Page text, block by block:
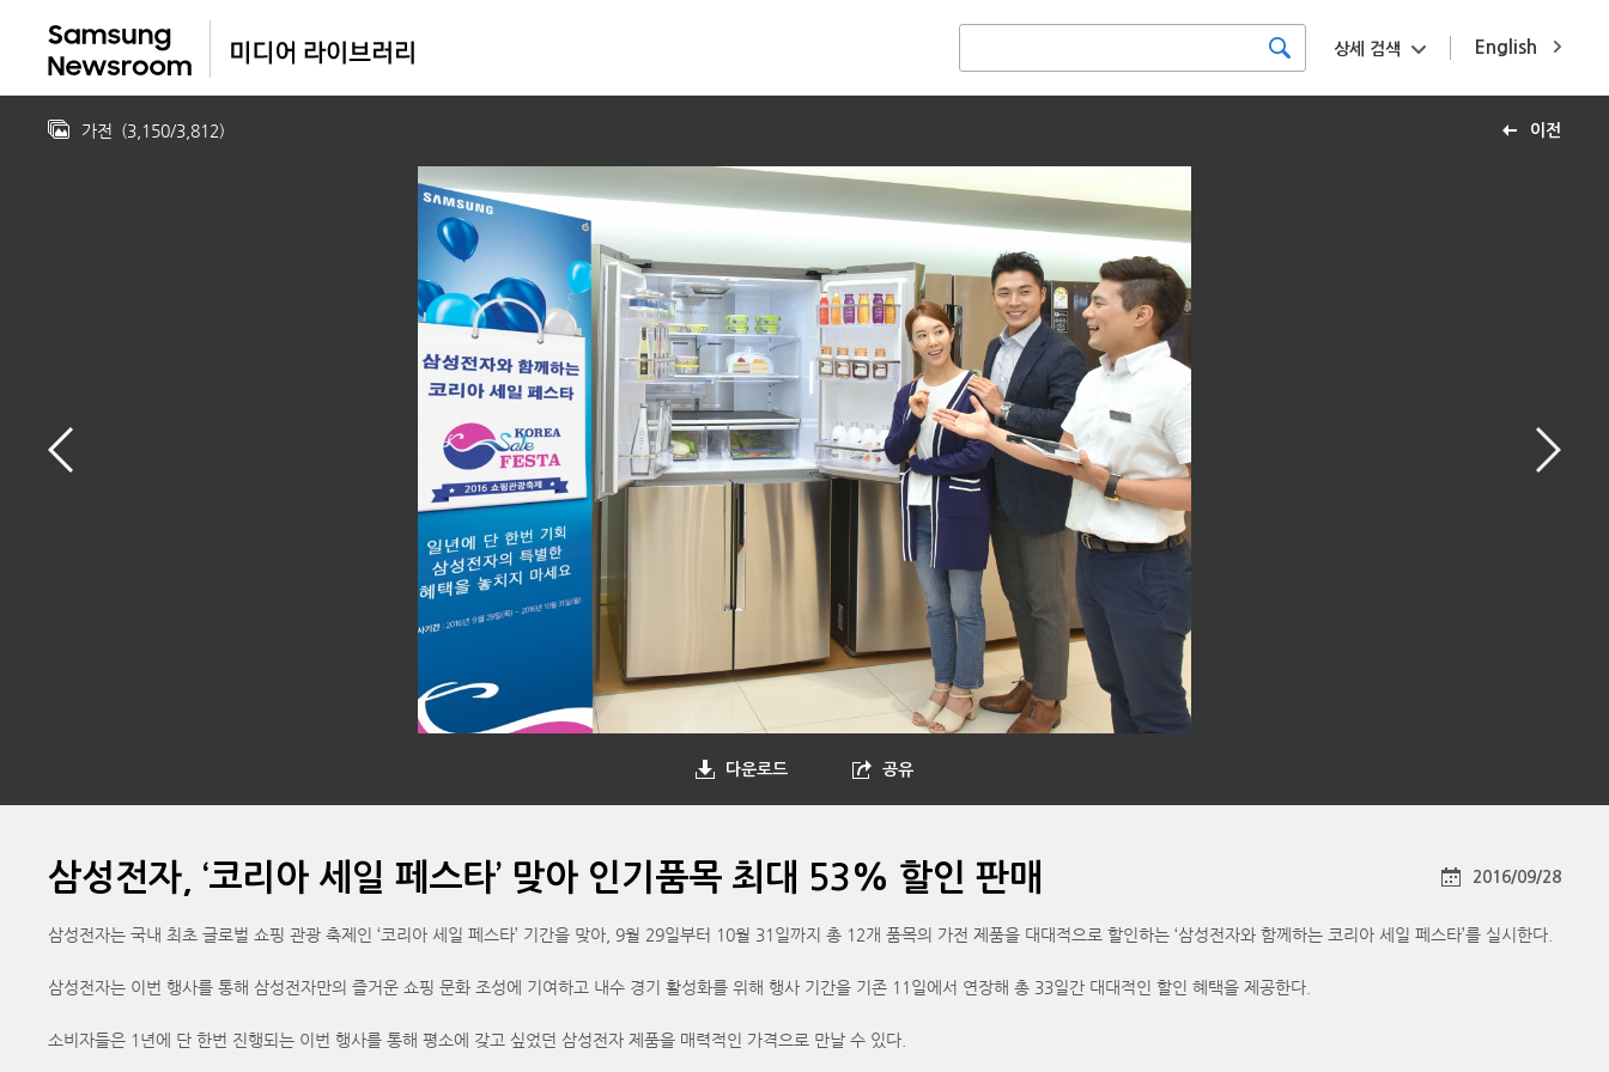
English
상세 검색
이전
가전 (3,150/3,812)
다운로드 공유
삼성전자, ‘코리아 세일 페스타’ 맞아 인기품목 최대 53% 할인 판매 2016/09/28
삼성전자는 국내 최초 글로벌 쇼핑 관광 축제인 ‘코리아 세일 페스타’ 기간을 맞아, 9월 29일부터 10월 31일까지 총 12개 품목의 가전 제품을 대대적으로 할인하는 ‘삼성전자와 함께하는 코리아 세일 페스타’를 실시한다.
삼성전자는 이번 행사를 통해 삼성전자만의 즐거운 쇼핑 문화 조성에 기여하고 내수 경기 활성화를 위해 행사 기간을 기존 11일에서 연장해 총 33일간 대대적인 할인 혜택을 제공한다.
소비자들은 1년에 단 한번 진행되는 이번 행사를 통해 평소에 갖고 싶었던 삼성전자 제품을 매력적인 가격으로 만날 수 있다.